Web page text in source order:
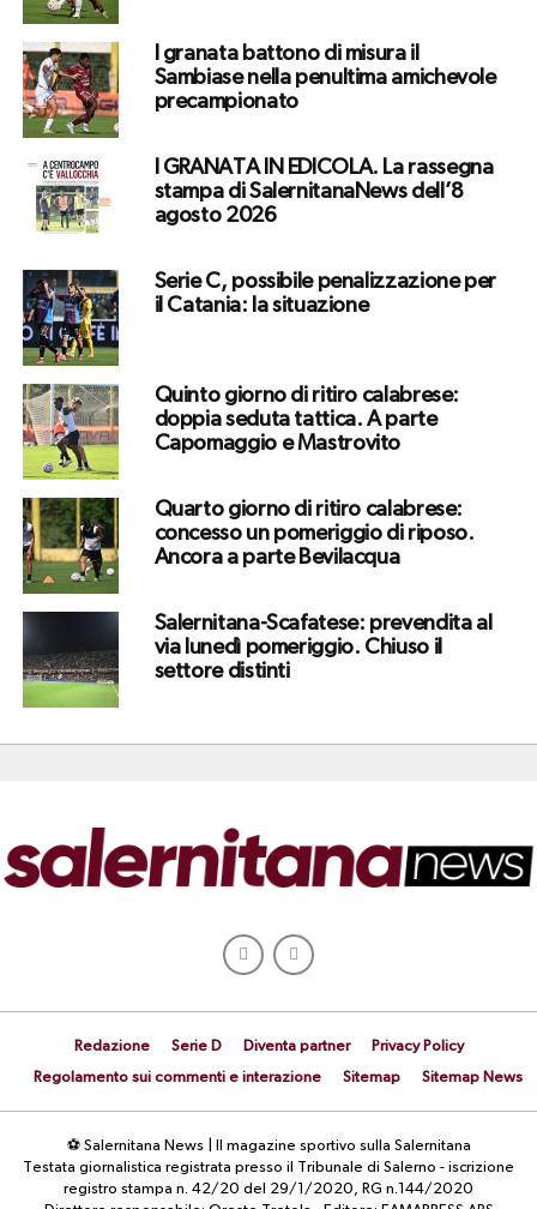
I granata battono di misura il
Sambiase nella penultima amichevole
precampionato
I GRANATA IN EDICOLA. La rassegna
stampa di SalernitanaNews dell’8
agosto 2026
Serie C, possibile penalizzazione per
il Catania: la situazione
Quinto giorno di ritiro calabrese:
doppia seduta tattica. A parte
Capomaggio e Mastrovito
Quarto giorno di ritiro calabrese:
concesso un pomeriggio di riposo.
Ancora a parte Bevilacqua
Salernitana-Scafatese: prevendita al
via lunedì pomeriggio. Chiuso il
settore distinti
Redazione Serie D Diventa partner
Privacy Policy
Regolamento sui commenti e interazione
Sitemap Sitemap News
⚽ Salernitana News | Il magazine sportivo sulla Salernitana
Testata giornalistica registrata presso il Tribunale di Salerno - iscrizione
registro stampa n. 42/20 del 29/1/2020, RG n.144/2020